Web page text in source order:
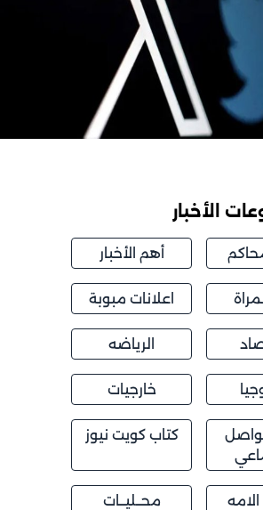
الأخبار
أهم الأخبار
اعلانات مبوبة
الرياضه
خارجيات
كتاب كويت نيوز
محــليــات